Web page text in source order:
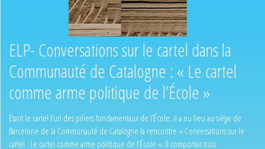
ELP- Conversations sur le cartel dans la
Communauté de Catalogne : « Le cartel
comme arme politique de l’École »
Étant le cartel l’un des piliers fondamentaux de l’École, il a eu lieu au siège de
Barcelone de la Communauté de Catalogne la rencontre « Conversations sur le
cartel : Le cartel comme arme politique de l’École ». Il comportait trois